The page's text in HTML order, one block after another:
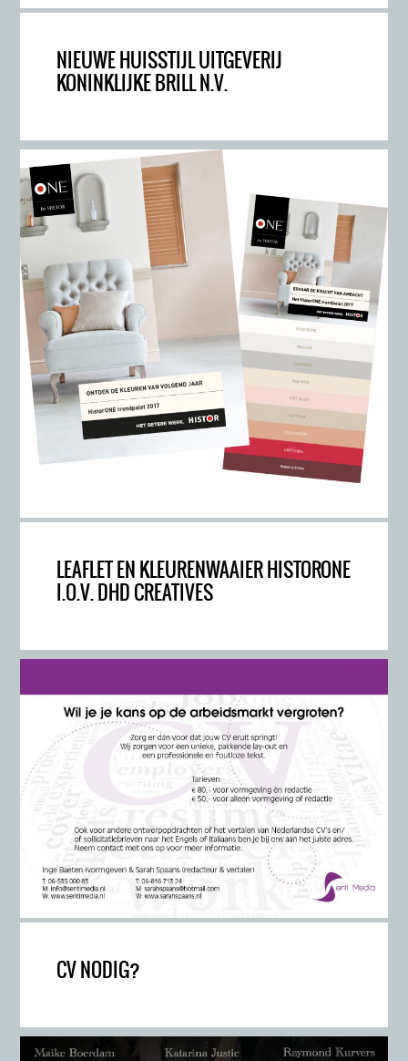
NIEUWE HUISSTIJL UITGEVERIJ
KONINKLIJKE BRILL N.V.
LEAFLET EN KLEURENWAAIER HISTORONE
I.O.V. DHD CREATIVES
CV NODIG?